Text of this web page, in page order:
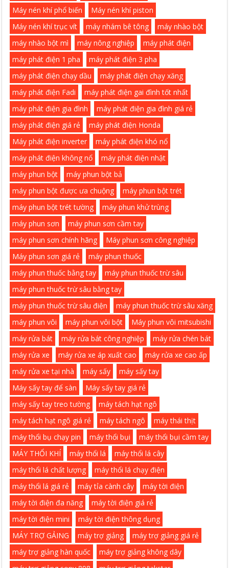
Máy nén khí phổ biến
Máy nén khí piston
Máy nén khí trục vít
máy nhám bê tông
máy nhào bột
máy nhào bột mì
máy nông nghiệp
máy phát điện
máy phát điện 1 pha
máy phát điện 3 pha
máy phát điện chạy dầu
máy phát điện chạy xăng
máy phát điện Fadi
máy phát điện gai đình tốt nhất
máy phát điện gia đình
máy phát điện gia đình giá rẻ
máy phát điện giá rẻ
máy phát điện Honda
Máy phát điện inverter
máy phát điện khó nổ
máy phát điện không nổ
máy phát điện nhật
máy phun bột
máy phun bột bả
máy phun bột được ưa chuộng
máy phun bột trét
máy phun bột trét tường
máy phun khử trùng
máy phun sơn
máy phun sơn cầm tay
máy phun sơn chính hãng
Máy phun sơn công nghiệp
Máy phun sơn giá rẻ
máy phun thuốc
máy phun thuốc bằng tay
máy phun thuốc trừ sâu
máy phun thuốc trừ sâu bằng tay
máy phun thuốc trừ sâu điện
máy phun thuốc trừ sâu xăng
máy phun vôi
máy phun vôi bột
Máy phun vôi mitsubishi
máy rửa bát
máy rửa bát công nghiệp
máy rửa chén bát
máy rửa xe
máy rửa xe áp xuất cao
máy rửa xe cao ấp
máy rửa xe tại nhà
máy sấy
máy sấy tay
Máy sấy tay để sàn
Máy sấy tay giá rẻ
máy sấy tay treo tường
máy tách hạt ngô
máy tách hạt ngô giá rẻ
máy tách ngô
máy thái thịt
máy thổi bụ chạy pin
máy thổi bụi
máy thổi bụi cầm tay
MÁY THỔI KHÍ
máy thổi lá
máy thổi lá cây
máy thổi lá chất lượng
máy thổi lá chạy điện
máy thổi lá giá rẻ
máy tỉa cành cây
máy tời điện
máy tời điện đa năng
máy tời điện giá rẻ
máy tời điện mini
máy tời điện thông dụng
MÁY TRỢ GẢING
máy trợ giảng
máy trợ giảng giá rẻ
máy trợ giảng hàn quốc
máy trợ giảng không dây